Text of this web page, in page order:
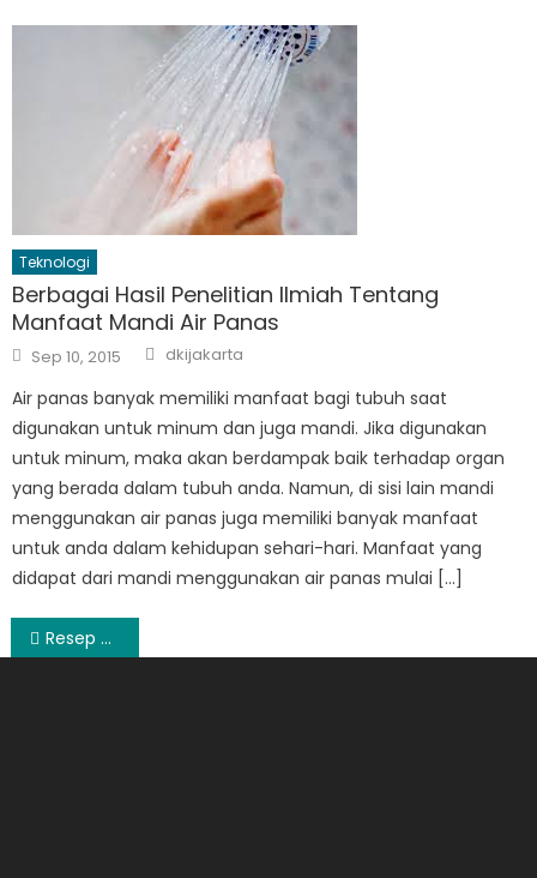
Teknologi
Berbagai Hasil Penelitian Ilmiah Tentang
Manfaat Mandi Air Panas
Posted
on
Sep 10, 2015 Author
dkijakarta
Air panas banyak memiliki manfaat bagi tubuh saat
digunakan untuk minum dan juga mandi. Jika digunakan
untuk minum, maka akan berdampak baik terhadap organ
yang berada dalam tubuh anda. Namun, di sisi lain mandi
menggunakan air panas juga memiliki banyak manfaat
untuk anda dalam kehidupan sehari-hari. Manfaat yang
didapat dari mandi menggunakan air panas mulai […]
Post
Resep Makanan Korea